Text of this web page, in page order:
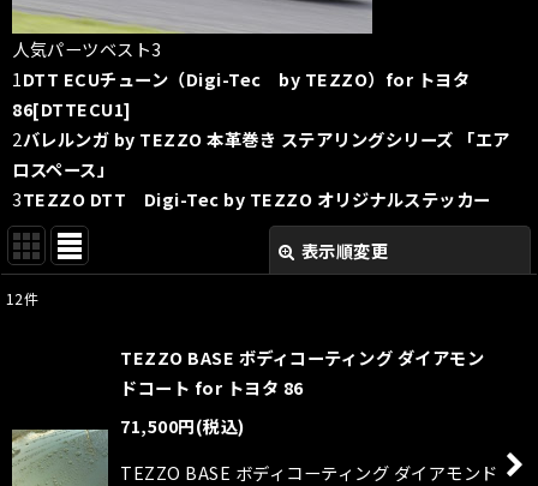
人気パーツベスト3
1DTT ECUチューン（Digi-Tec by TEZZO）for トヨタ
86[DTTECU1]
2バレルンガ by TEZZO 本革巻き ステアリングシリーズ 「エア
ロスペース」
3TEZZO DTT Digi-Tec by TEZZO オリジナルステッカー
表示順変更
12件
TEZZO BASE ボディコーティング ダイアモン
ドコート for トヨタ 86
71,500円(税込)
TEZZO BASE ボディコーティング ダイアモンド